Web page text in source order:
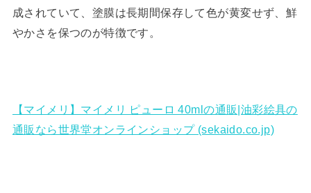
成されていて、塗膜は長期間保存して色が黄変せず、鮮
やかさを保つのが特徴です。
【マイメリ】マイメリ ピューロ 40mlの通販|油彩絵具の
通販なら世界堂オンラインショップ (sekaido.co.jp)